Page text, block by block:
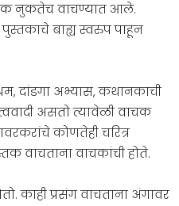
नुकतेच वाचण्यात आले.
बाह्य स्वरुप पाहून
दांडगा अभ्यास, कथानकाची
असतो त्यावेळी वाचक
कोणतेही चरित्र
वाचताना वाचकांची होते.
काही प्रसंग वाचताना अंगावर